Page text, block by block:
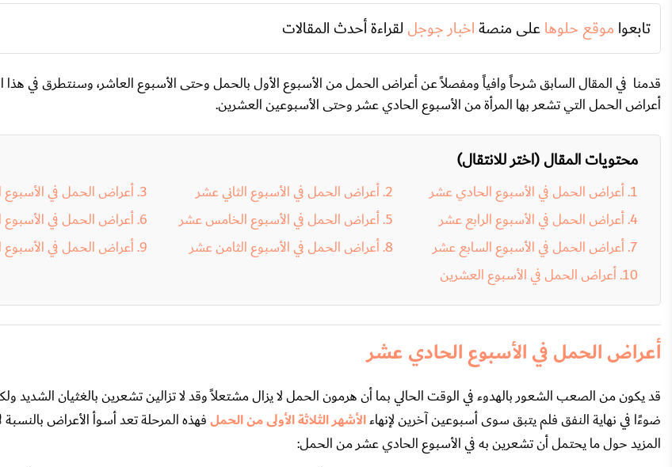
تابعوا موقع حلوهاعلى منصةاخبار جوجل لقراءة أحدث المقالات
قدمنا في المقال السابق شرحاً وافياً ومفصلاً عنأعراض الحمل من الأسبوع الأول بالحمل وحتى الأسبوع العاشر، وسنتطرق في هذا
أعراض الحمل التي تشعر بها المرأة من الأسبوع الحادي عشر وحتى الأسبوعين العشرين.
محتويات المقال (اختر للانتقال)
أعراض الحمل في الأسبوع الحادي عشر أعراض الحمل في الأسبوع الثاني عشر
أعراض الحمل في الأسبوع
أعراض الحمل في الأسبوع الرابع عشر
أعراض الحمل في الأسبوع الخامس عشر
أعراض الحمل في
أعراض الحمل في الأسبوع السابع عشر
أعراض الحمل في الأسبوع الثامن عشر
أعراض الحمل في
أعراض الحمل في الأسبوع العشرين
أعراض الحمل في الأسبوع الحادي عشر
قد يكون من الصعب الشعور بالهدوء في الوقت الحالي بما أن هرمون الحمل لا يزال مشتعلاً وقد لا تزالين تشعرين بالغثيان الشديد
ضوءًا في نهاية النفق فلم يتبق سوى أسبوعين آخرين لإنهاءالأشهر الثلاثة الأولى من الحملفهذه المرحلة تعد أسوأ الأعراض
المزيد حول ما يحتمل أن تشعرين به في الأسبوع الحادي عشر من الحمل: